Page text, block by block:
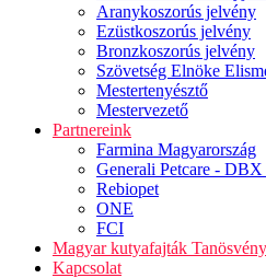
Aranykoszorús jelvény
Ezüstkoszorús jelvény
Bronzkoszorús jelvény
Szövetség Elnöke
Mestertenyésztő
Mestervezető
Partnereink
Farmina Magyarország
Generali Petcare -
Rebiopet
ONE
FCI
Magyar kutyafajták
Kapcsolat